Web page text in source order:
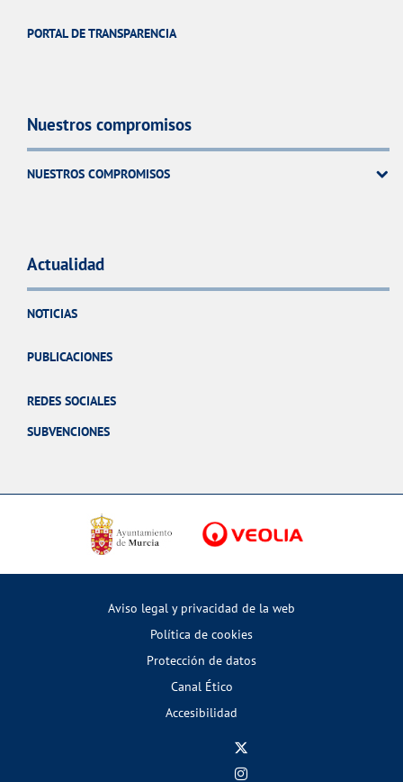
PORTAL DE TRANSPARENCIA
Nuestros compromisos
NUESTROS COMPROMISOS
Actualidad
NOTICIAS
PUBLICACIONES
REDES SOCIALES
SUBVENCIONES
Aviso legal y privacidad de la web
Política de cookies
Protección de datos
Canal Ético
Accesibilidad